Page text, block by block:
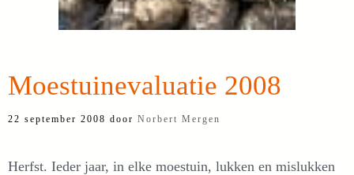
Moestuinevaluatie 2008
22 september 2008 door Norbert Mergen
Herfst. Ieder jaar, in elke moestuin, lukken en mislukken